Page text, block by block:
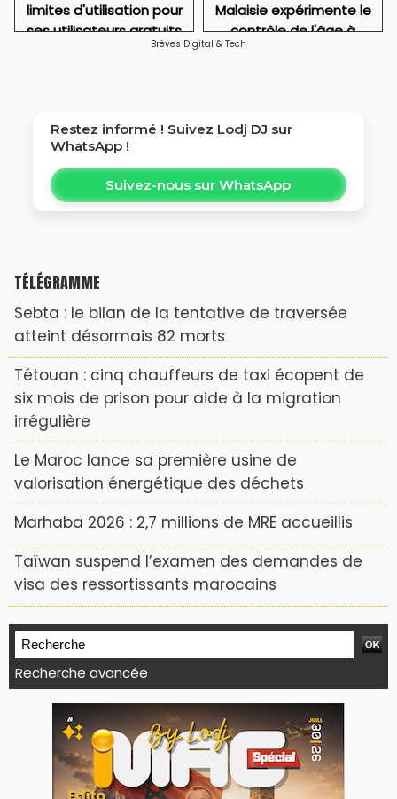
limites d'utilisation pour
ses utilisateurs gratuits
Malaisie expérimente le
contrôle de l'âge à
Brèves Digital & Tech
Restez informé ! Suivez Lodj DJ sur
WhatsApp !
Suivez-nous sur WhatsApp
TÉLÉGRAMME
Sebta : le bilan de la tentative de traversée
atteint désormais 82 morts
Tétouan : cinq chauffeurs de taxi écopent de
six mois de prison pour aide à la migration
irrégulière
Le Maroc lance sa première usine de
valorisation énergétique des déchets
Marhaba 2026 : 2,7 millions de MRE accueillis
Taïwan suspend l’examen des demandes de
visa des ressortissants marocains
Recherche avancée